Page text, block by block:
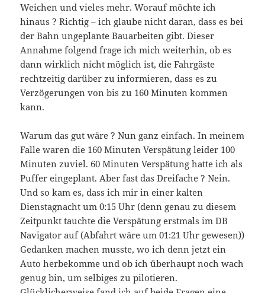
Weichen und vieles mehr. Worauf möchte ich
hinaus ? Richtig – ich glaube nicht daran, dass es bei
der Bahn ungeplante Bauarbeiten gibt. Dieser
Annahme folgend frage ich mich weiterhin, ob es
dann wirklich nicht möglich ist, die Fahrgäste
rechtzeitig darüber zu informieren, dass es zu
Verzögerungen von bis zu 160 Minuten kommen
kann.
Warum das gut wäre ? Nun ganz einfach. In meinem
Falle waren die 160 Minuten Verspätung leider 100
Minuten zuviel. 60 Minuten Verspätung hatte ich als
Puffer eingeplant. Aber fast das Dreifache ? Nein.
Und so kam es, dass ich mir in einer kalten
Dienstagnacht um 0:15 Uhr (denn genau zu diesem
Zeitpunkt tauchte die Verspätung erstmals im DB
Navigator auf (Abfahrt wäre um 01:21 Uhr gewesen))
Gedanken machen musste, wo ich denn jetzt ein
Auto herbekomme und ob ich überhaupt noch wach
genug bin, um selbiges zu pilotieren.